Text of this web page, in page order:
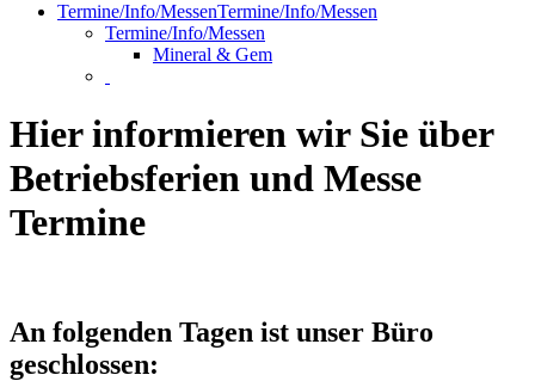
Termine/Info/MessenTermine/Info/Messen
Termine/Info/Messen
Mineral & Gem
Hier informieren wir Sie über
Betriebsferien und Messe
Termine
An folgenden Tagen ist unser Büro
geschlossen: